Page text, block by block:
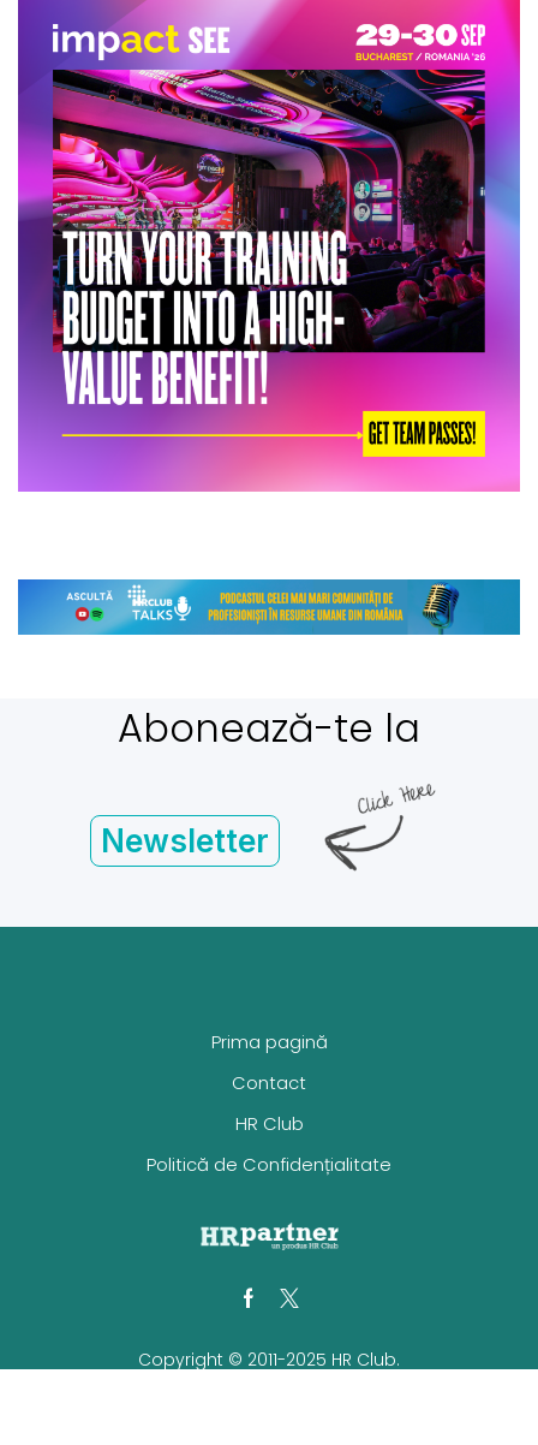
Abonează-te la
Newsletter
Prima pagină
Contact
HR Club
Politică de Confidențialitate
Facebook
Twitter
Copyright © 2011-2025 HR Club.